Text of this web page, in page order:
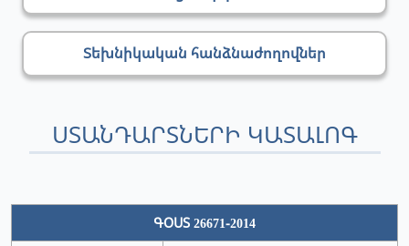
Տեխնիկական հանձնաժողովներ
ՍՏԱՆԴԱՐՏՆԵՐԻ ԿԱՏԱԼՈԳ
ԳՕՍՏ 26671-2014